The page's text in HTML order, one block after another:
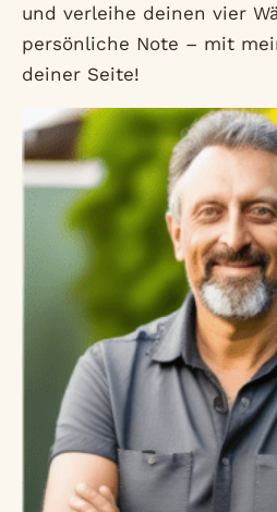
und verleihe deinen vier
persönliche Note – mit
deiner Seite!